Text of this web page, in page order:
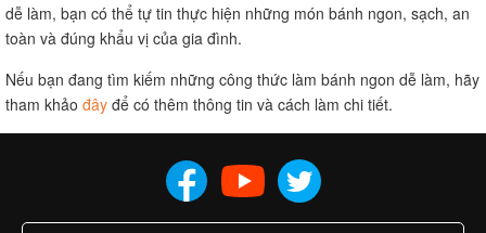
dễ làm, bạn có thể tự tin thực hiện những món bánh ngon, sạch, an
toàn và đúng khẩu vị của gia đình.
Nếu bạn đang tìm kiếm những công thức làm bánh ngon dễ làm, hãy
tham khảo đây để có thêm thông tin và cách làm chi tiết.